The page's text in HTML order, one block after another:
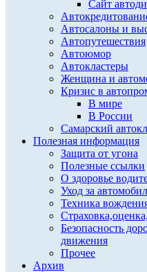
Сайт
Автосалоны и
Автопутешествия
Автоюмор
Автокластеры
Женщина и
Кризис в
В мире
В России
Самарский
Полезная информация
Защита от угона
Полезные ссылки
О здоровье
Уход за
Техника
Безопасность
движения
Прочее
Архив